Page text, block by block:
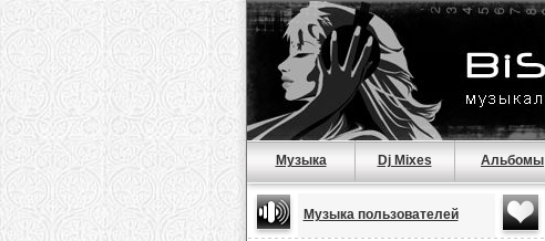
Музыка Dj Mixes Альбомы
Музыка пользователей